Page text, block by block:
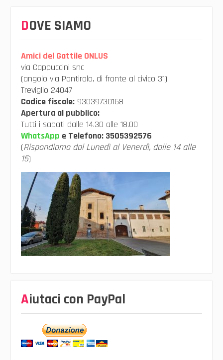
DOVE SIAMO
Amici del Gattile ONLUS
via Cappuccini snc
(angolo via Pontirolo, di fronte al civico 31)
Treviglio 24047
Codice fiscale:93039730168
Apertura al pubblico:
Tutti i sabati dalle 14.30 alle 18.00
WhatsApp e Telefono: 3505392576
(Rispondiamo dal Lunedì al Venerdì, dalle 14 alle
15)
Aiutaci con PayPal